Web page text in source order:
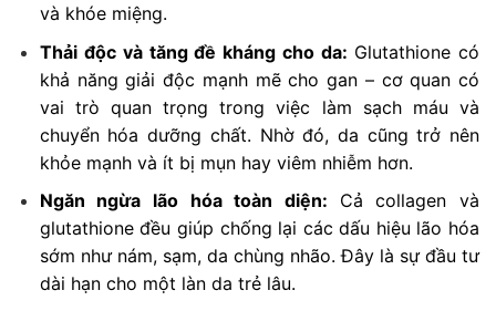
và khóe miệng.
Thải độc và tăng đề kháng cho da: Glutathione có
khả năng giải độc mạnh mẽ cho gan – cơ quan có
vai trò quan trọng trong việc làm sạch máu và
chuyển hóa dưỡng chất. Nhờ đó, da cũng trở nên
khỏe mạnh và ít bị mụn hay viêm nhiễm hơn.
Ngăn ngừa lão hóa toàn diện: Cả collagen và
glutathione đều giúp chống lại các dấu hiệu lão hóa
sớm như nám, sạm, da chùng nhão. Đây là sự đầu tư
dài hạn cho một làn da trẻ lâu.